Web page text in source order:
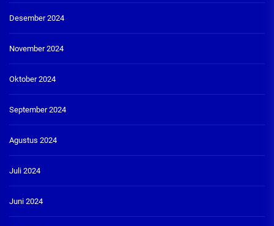
Desember 2024
November 2024
Oktober 2024
September 2024
Agustus 2024
Juli 2024
Juni 2024